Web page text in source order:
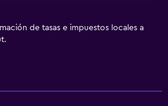
de tasas e impuestos locales a